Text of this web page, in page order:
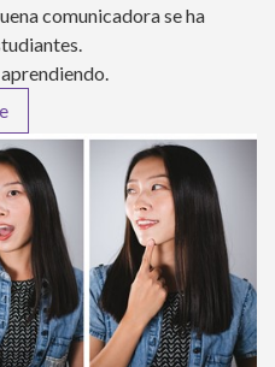
comunicadora se ha